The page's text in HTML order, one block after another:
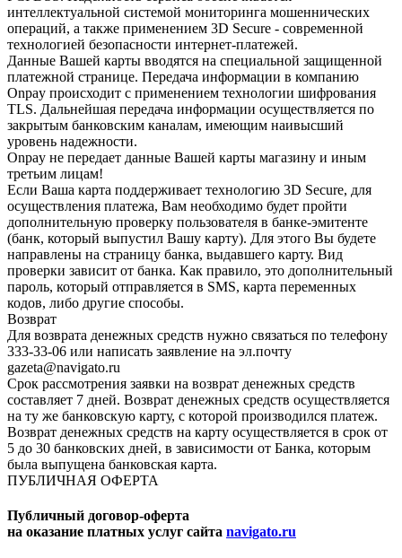
интеллектуальной системой мониторинга мошеннических
операций, а также применением 3D Secure - современной
технологией безопасности интернет-платежей.
Данные Вашей карты вводятся на специальной защищенной
платежной странице. Передача информации в компанию
Onpay происходит с применением технологии шифрования
TLS. Дальнейшая передача информации осуществляется по
закрытым банковским каналам, имеющим наивысший
уровень надежности.
Onpay не передает данные Вашей карты магазину и иным
третьим лицам!
Если Ваша карта поддерживает технологию 3D Secure, для
осуществления платежа, Вам необходимо будет пройти
дополнительную проверку пользователя в банке-эмитенте
(банк, который выпустил Вашу карту). Для этого Вы будете
направлены на страницу банка, выдавшего карту. Вид
проверки зависит от банка. Как правило, это дополнительный
пароль, который отправляется в SMS, карта переменных
кодов, либо другие способы.
Возврат
Для возврата денежных средств нужно связаться по телефону
333-33-06 или написать заявление на эл.почту
gazeta@navigato.ru
Срок рассмотрения заявки на возврат денежных средств
составляет 7 дней. Возврат денежных средств осуществляется
на ту же банковскую карту, с которой производился платеж.
Возврат денежных средств на карту осуществляется в срок от
5 до 30 банковских дней, в зависимости от Банка, которым
была выпущена банковская карта.
ПУБЛИЧНАЯ ОФЕРТА
Публичный договор-оферта
на оказание платных услуг сайта navigato.ru